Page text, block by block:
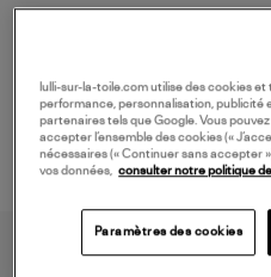
lulli-sur-la-toile.com utilise des cookies
performance, personnalisation, publicité
partenaires tels que Google. Vous
accepter l’ensemble des cookies («
nécessaires (« Continuer sans accepter
vos données, consulter notre politique
Paramètres des cookies